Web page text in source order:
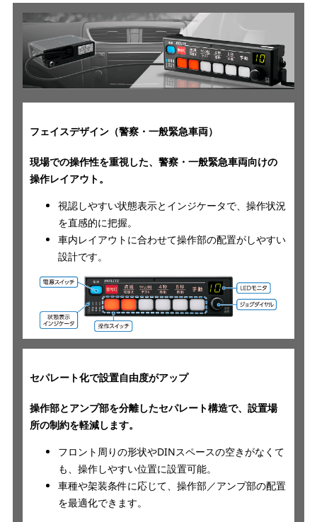
フェイスデザイン（警察・一般緊急車両）
現場での操作性を重視した、警察・一般緊急車両向けの
操作レイアウト。
視認しやすい状態表示とインジケータで、操作状況
を直感的に把握。
車内レイアウトに合わせて操作部の配置がしやすい
設計です。
セパレート化で設置自由度がアップ
操作部とアンプ部を分離したセパレート構造で、設置場
所の制約を軽減します。
フロント周りの形状やDINスペースの空きがなくて
も、操作しやすい位置に設置可能。
車種や架装条件に応じて、操作部／アンプ部の配置
を最適化できます。